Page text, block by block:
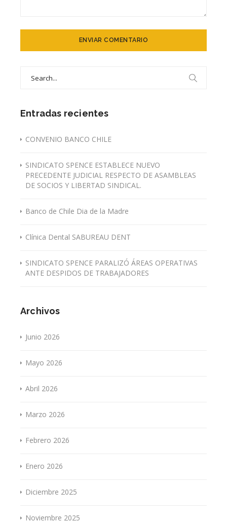
Entradas recientes
CONVENIO BANCO CHILE
SINDICATO SPENCE ESTABLECE NUEVO
PRECEDENTE JUDICIAL RESPECTO DE ASAMBLEAS
DE SOCIOS Y LIBERTAD SINDICAL.
Banco de Chile Dia de la Madre
Clínica Dental SABUREAU DENT
SINDICATO SPENCE PARALIZÓ ÁREAS OPERATIVAS
ANTE DESPIDOS DE TRABAJADORES
Archivos
Junio 2026
Mayo 2026
Abril 2026
Marzo 2026
Febrero 2026
Enero 2026
Diciembre 2025
Noviembre 2025